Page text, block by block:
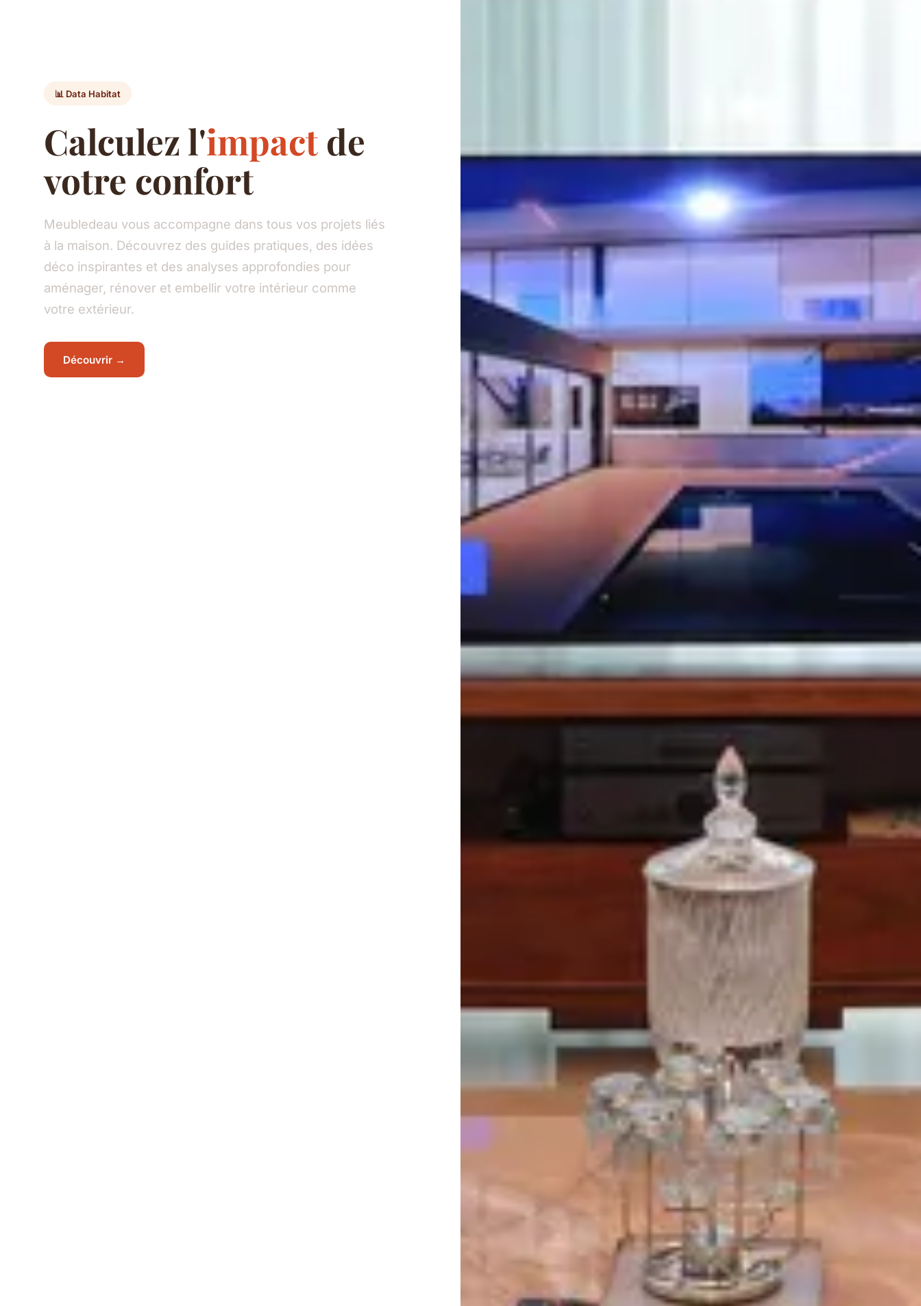
📊 Data Habitat
Calculez l'impact de
votre confort
Meubledeau vous accompagne dans tous vos projets liés
à la maison. Découvrez des guides pratiques, des idées
déco inspirantes et des analyses approfondies pour
aménager, rénover et embellir votre intérieur comme
votre extérieur.
Découvrir →